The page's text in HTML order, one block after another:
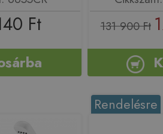
Ft 131 900 Ft
Rendelésre